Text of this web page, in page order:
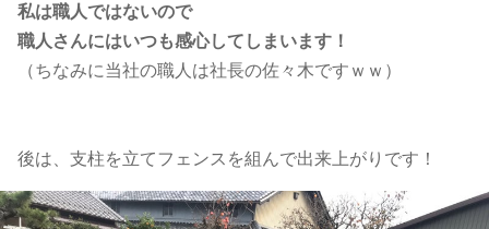
私は職人ではないので
職人さんにはいつも感心してしまいます！
（ちなみに当社の職人は社長の佐々木ですｗｗ）
後は、支柱を立てフェンスを組んで出来上がりです！